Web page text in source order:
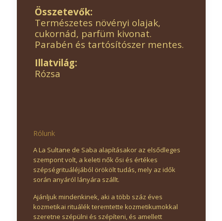
Összetevők:
Természetes növényi olajak,
cukornád, parfüm kivonat.
Parabén és tartósítószer mentes.
Illatvilág:
Rózsa
Rólunk
A La Sultane de Saba alapításakor az elsődleges
szempont volt, a keleti nők ősi és értékes
szépségrituáléjából örökölt tudás, mely az idők
során anyáról lányára szállt.
Ajánljuk mindenkinek, aki a több száz éves
kozmetikai rituálék teremtette kozmetikumokkal
szeretne szépülni és szépíteni, és amellett